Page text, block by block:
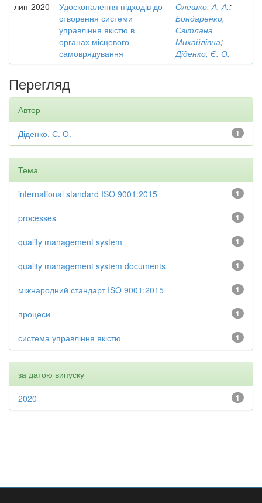
лип-2020
Удосконалення підходів до
створення системи
управління якістю в
органах місцевого
самоврядування
Олешко, А. А.;
Бондаренко,
Світлана
Михайлівна;
Діденко, Є. О.
Перегляд
Автор
1
Діденко, Є. О.
Тема
1
international standard ISO 9001:2015
1
processes
1
quality management system
1
quality management system documents
1
міжнародний стандарт ISO 9001:2015
1
процеси
1
система управління якістю
за датою випуску
1
2020